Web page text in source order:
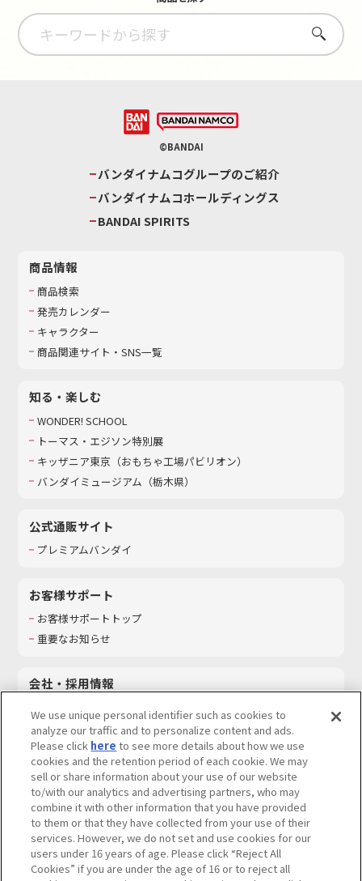
さがす
©BANDAI
バンダイナムコグループのご紹介
バンダイナムコホールディングス
BANDAI SPIRITS
商品情報
商品検索
発売カレンダー
キャラクター
商品関連サイト・SNS一覧
知る・楽しむ
WONDER! SCHOOL
トーマス・エジソン特別展
キッザニア東京（おもちゃ工場パビリオン）​
バンダイミュージアム（栃木県）
公式通販サイト
プレミアムバンダイ
お客様サポート
お客様サポートトップ
重要なお知らせ
会社・採用情報
採用情報
サステナビリティ
お問い合わせ
ウェブサイトご利用条件 ソーシャルメディアポリシー
個人情報及び特定個人情報等の取り扱いに関する保護方針
We use unique personal identifier such as cookies to
analyze our traffic and to personalize content and ads.
Please click here to see more details about how we use
cookies and the retention period of each cookie. We may
sell or share information about your use of our website
to/with our analytics and advertising partners, who may
combine it with other information that you have provided
to them or that they have collected from your use of their
services. However, we do not set and use cookies for our
users under 16 years of age. Please click “Reject All
Cookies” if you are under the age of 16 or to reject all